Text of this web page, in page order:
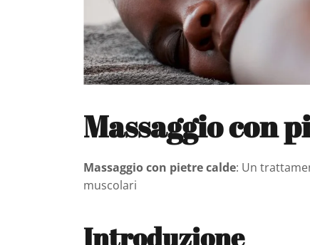
Massaggio con
Massaggio con pietre calde: Un
muscolari
Introduzione